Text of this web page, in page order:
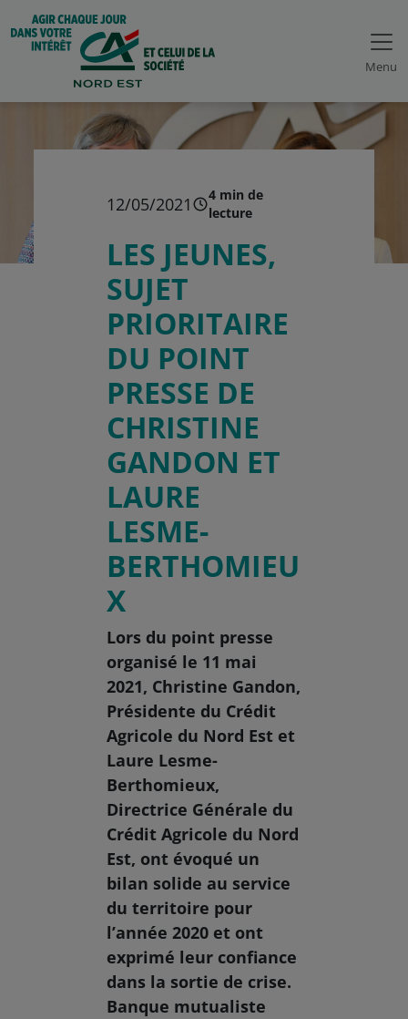
Menu
12/05/2021
4 min de
lecture
LES JEUNES,
SUJET
PRIORITAIRE
DU POINT
PRESSE DE
CHRISTINE
GANDON ET
LAURE
LESME-
BERTHOMIEU
X
Lors du point presse
organisé le 11 mai
2021, Christine Gandon,
Présidente du Crédit
Agricole du Nord Est et
Laure Lesme-
Berthomieux,
Directrice Générale du
Crédit Agricole du Nord
Est, ont évoqué un
bilan solide au service
du territoire pour
l’année 2020 et ont
exprimé leur confiance
dans la sortie de crise.
Banque mutualiste